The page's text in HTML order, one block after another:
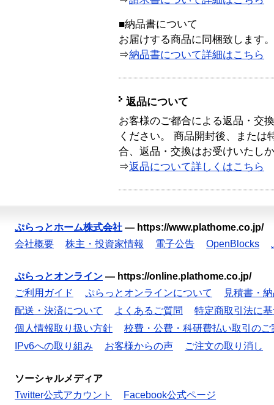
■納品書について
お届けする商品に同梱致します。
⇒納品書について詳細はこちら
返品について
お客様のご都合による返品・交
ください。 商品開封後、または
合、返品・交換はお受けいたし
⇒返品について詳しくはこちら
ぷらっとホーム株式会社 — https://www.plathome.co.jp/
会社概要
株主・投資家情報 電子公告 OpenBlocks
ぷらっとオンライン — https://online.plathome.co.jp/
ご利用ガイド
ぷらっとオンラインについて
見積書・
配送・決済について
よくあるご質問
特定商取引法に
個人情報取り扱い方針
校費・公費・科研費払い取引のご
IPv6への取り組み
お客様からの声 ご注文の取り消し
ソーシャルメディア
Twitter公式アカウント
Facebook公式ページ